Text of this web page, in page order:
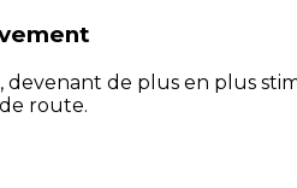
devenant de plus en plus
route.